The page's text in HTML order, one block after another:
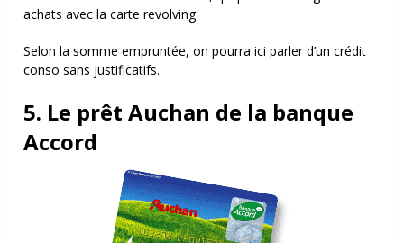
achats avec la carte revolving.
Selon la somme empruntée, on pourra ici parler d’un crédit
conso sans justificatifs.
5. Le prêt Auchan de la banque
Accord